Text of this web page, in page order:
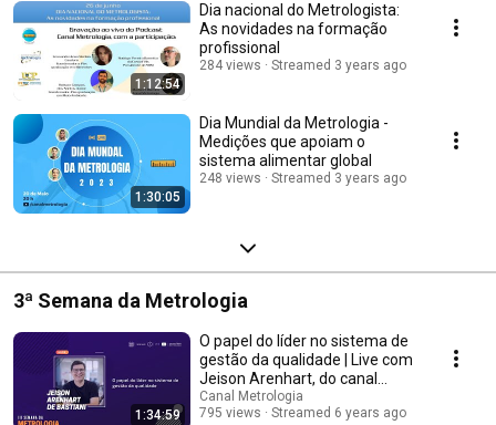
1:12:54
Dia nacional do Metrologista:
As novidades na formação
profissional
284 views Streamed 3 years ago
1:30:05
Dia Mundial da Metrologia -
Medições que apoiam o
sistema alimentar global
248 views Streamed 3 years ago
3ª Semana da Metrologia
1:34:59
O papel do líder no sistema de
gestão da qualidade | Live com
Jeison Arenhart, do canal
@ForLogic
Canal Metrologia
795 views
Streamed 6 years ago